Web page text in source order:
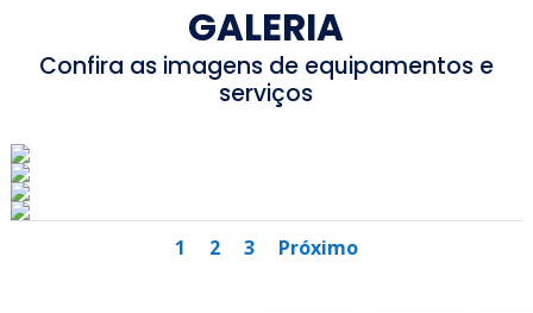
GALERIA
Confira as imagens de equipamentos e
serviços
1 2 3 Próximo